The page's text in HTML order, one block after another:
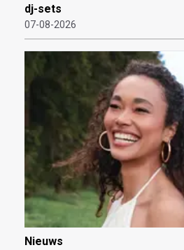
dj-sets
07-08-2026
Nieuws